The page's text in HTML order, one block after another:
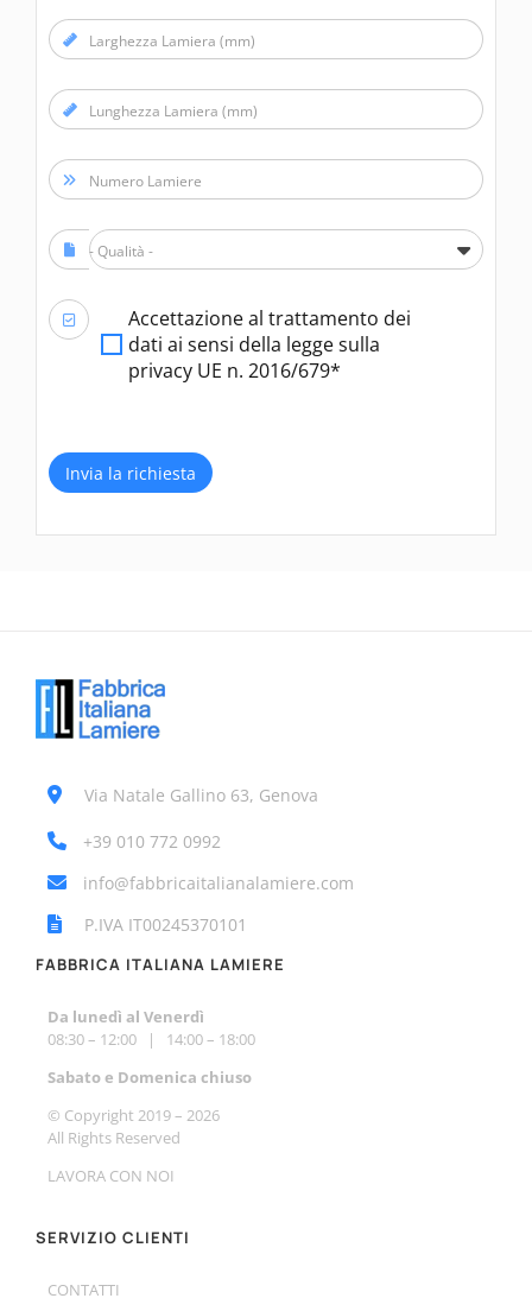
Larghezza Lamiera (mm)
Lunghezza Lamiera (mm)
Numero Lamiere
- Qualità -
Accettazione al trattamento dei
dati ai sensi della legge sulla
privacy UE n. 2016/679*
Invia la richiesta
Via Natale Gallino 63, Genova
+39 010 772 0992
info@fabbricaitalianalamiere.com
P.IVA IT00245370101
FABBRICA ITALIANA LAMIERE
Da lunedì al Venerdì
08:30 – 12:00 | 14:00 – 18:00
Sabato e Domenica chiuso
© Copyright 2019 – 2026
All Rights Reserved
LAVORA CON NOI
SERVIZIO CLIENTI
CONTATTI